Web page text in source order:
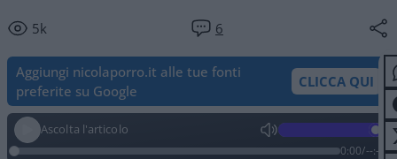
5k 6
Aggiungi nicolaporro.it alle tue fonti
preferite su Google
CLICCA QUI
Ascolta l'articolo
0:00/--:--